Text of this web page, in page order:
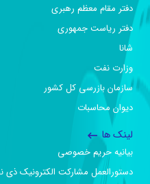
دفتر مقام معظم رهبری
دفتر ریاست جمهوری
شانا
وزارت نفت
سازمان بازرسی کل کشور
دیوان محاسبات
لینک ها
بیانیه حریم خصوصی
دستورالعمل مشارکت الکترونیک ذی